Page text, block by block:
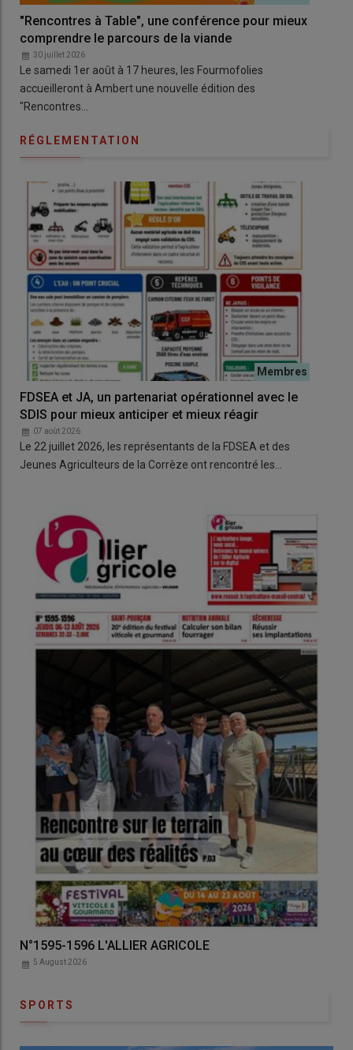
"Rencontres à Table", une conférence pour mieux
comprendre le parcours de la viande
30 juillet 2026
Le samedi 1er août à 17 heures, les Fourmofolies
accueilleront à Ambert une nouvelle édition des
"Rencontres…
RÉGLEMENTATION
FDSEA et JA, un partenariat opérationnel avec le
SDIS pour mieux anticiper et mieux réagir
07 août 2026
Le 22 juillet 2026, les représentants de la FDSEA et des
Jeunes Agriculteurs de la Corrèze ont rencontré les…
AGRICOLE Auvergne Agricole
SPORTS